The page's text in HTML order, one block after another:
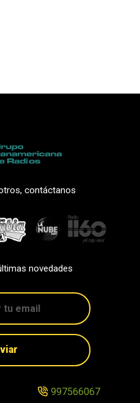
contáctanos
novedades
997566067